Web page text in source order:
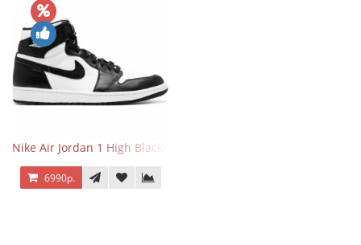
Nike Air Jordan 1 High Black/White
6990р.